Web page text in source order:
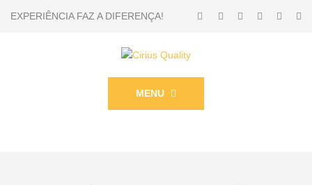
EXPERIÊNCIA FAZ A DIFERENÇA!
MENU